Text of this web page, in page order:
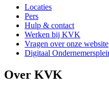
Locaties
Pers
Hulp & contact
Werken bij KVK
Vragen over onze website
Digitaal
Over KVK